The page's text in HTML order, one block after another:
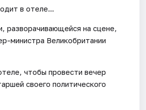
в отеле...
разворачивающейся на сцене,
министра Великобритании
чтобы провести вечер
своего политического